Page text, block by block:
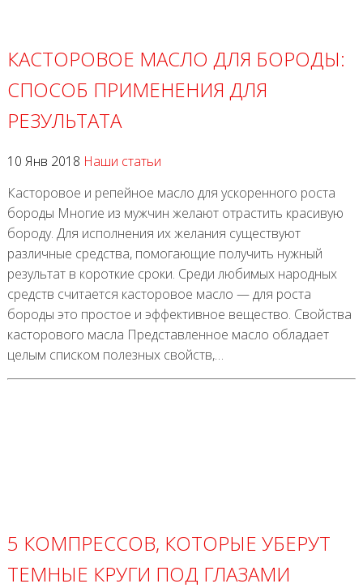
КАСТОРОВОЕ МАСЛО ДЛЯ БОРОДЫ:
СПОСОБ ПРИМЕНЕНИЯ ДЛЯ
РЕЗУЛЬТАТА
10 Янв 2018 Наши статьи
Касторовое и репейное масло для ускоренного роста
бороды Многие из мужчин желают отрастить красивую
бороду. Для исполнения их желания существуют
различные средства, помогающие получить нужный
результат в короткие сроки. Среди любимых народных
средств считается касторовое масло — для роста
бороды это простое и эффективное вещество. Свойства
касторового масла Представленное масло обладает
целым списком полезных свойств,…
5 КОМПРЕССОВ, КОТОРЫЕ УБЕРУТ
ТЕМНЫЕ КРУГИ ПОД ГЛАЗАМИ